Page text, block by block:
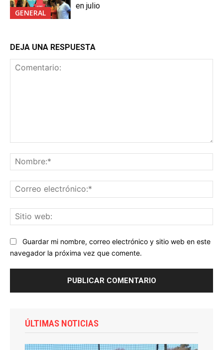
GENERAL
en julio
DEJA UNA RESPUESTA
Guardar mi nombre, correo electrónico y sitio web en este
navegador la próxima vez que comente.
ÚLTIMAS NOTICIAS